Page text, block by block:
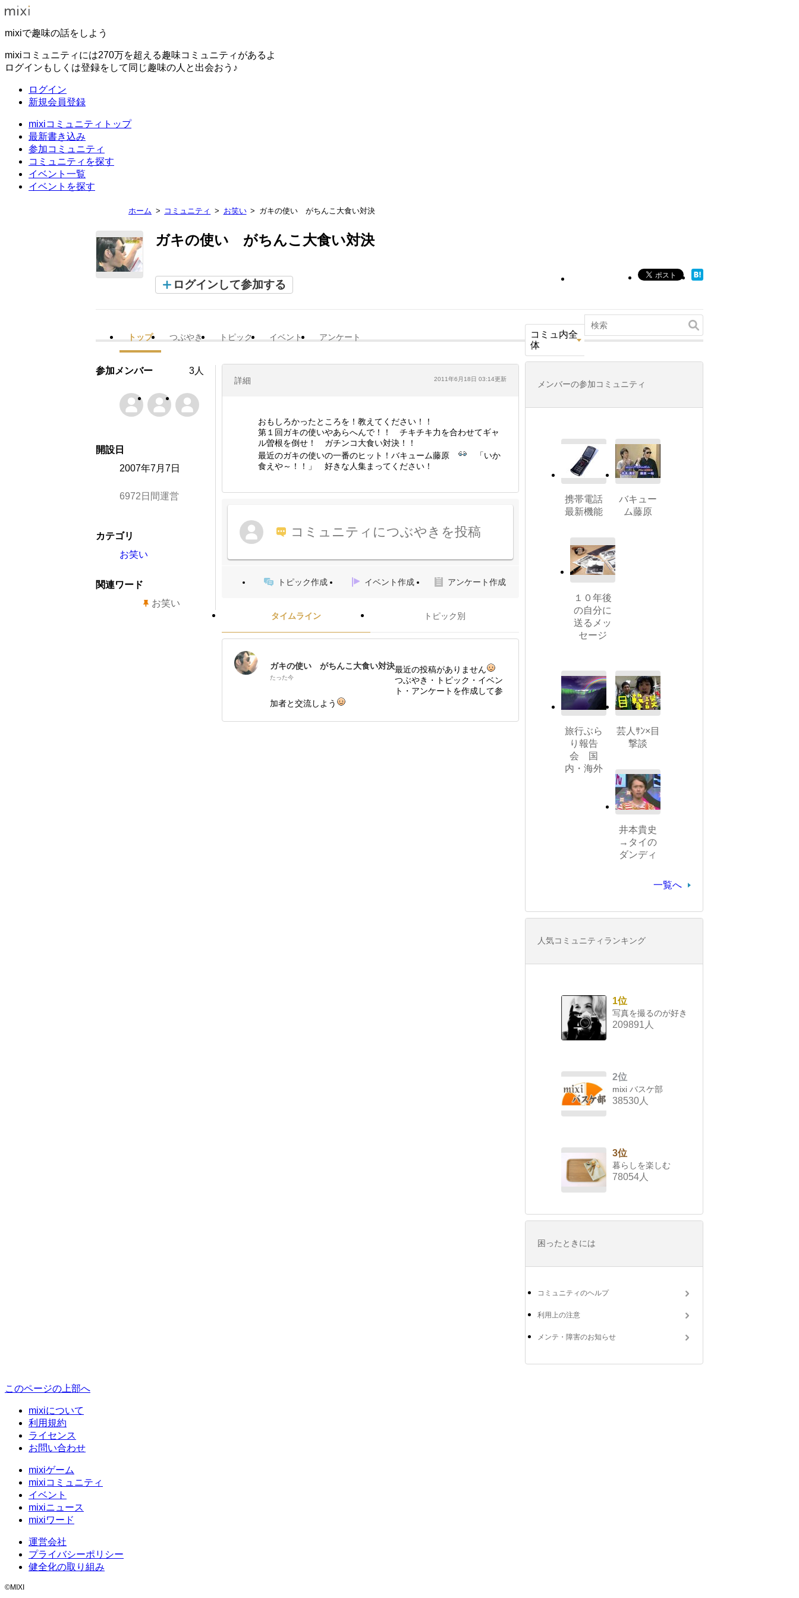
mixiで趣味の話をしよう
mixiコミュニティには270万を超える趣味コミュニティがあるよ
ログインもしくは登録をして同じ趣味の人と出会おう♪
ログイン
新規会員登録
mixiコミュニティトップ
最新書き込み
参加コミュニティ
コミュニティを探す
イベント一覧
イベントを探す
ホーム コミュニティ お笑い ガキの使い がちんこ大食い対決
ガキの使い がちんこ大食い対決
ログインして参加する
トップ つぶやき トピック イベント アンケート
コミュ内全
体
詳細 2011年6月18日 03:14更新
おもしろかったところを！教えてください！！
第１回ガキの使いやあらへんで！！ チキチキ力を合わせてギャ
ル曽根を倒せ！ ガチンコ大食い対決！！
最近のガキの使いの一番のヒット！バキューム藤原
「いか
食えや～！！」 好きな人集まってください！
コミュニティにつぶやきを投稿
トピック作成 イベント作成 アンケート作成
タイムライン トピック別
ガキの使い がちんこ大食い対決
たった今
最近の投稿がありません
つぶやき・トピック・イベン
ト・アンケートを作成して参
加者と交流しよう
参加メンバー 3人
開設日
2007年7月7日
6972日間運営
カテゴリ
お笑い
関連ワード
お笑い
メンバーの参加コミュニティ
携帯電話
最新機能
バキュー
ム藤原
１０年後
の自分に
送るメッ
セージ
旅行ぶら
り報告
会 国
内・海外
芸人ｻﾝ×目
撃談
井本貴史
→タイの
ダンディ
一覧へ
人気コミュニティランキング
1位
写真を撮るのが好き
209891人
2位
mixi バスケ部
38530人
3位
暮らしを楽しむ
78054人
困ったときには
コミュニティのヘルプ
利用上の注意
メンテ・障害のお知らせ
このページの上部へ
mixiについて
利用規約
ライセンス
お問い合わせ
mixiゲーム
mixiコミュニティ
イベント
mixiニュース
mixiワード
運営会社
プライバシーポリシー
健全化の取り組み
©MIXI